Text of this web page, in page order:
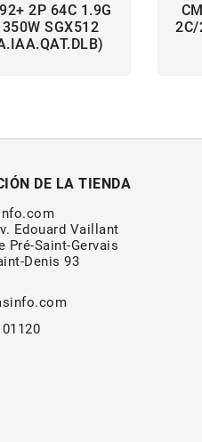
2P 64C 1.9G
SGX512
2C/
DE LA TIENDA
Edouard Vaillant
Pré-Saint-Gervais
Denis 93